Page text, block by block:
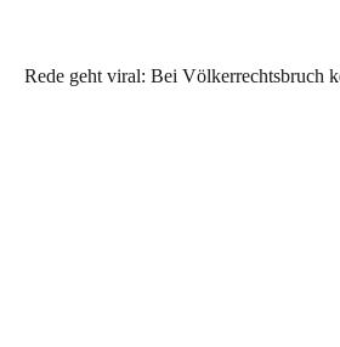
Rede geht viral: Bei Völkerrechtsbruch